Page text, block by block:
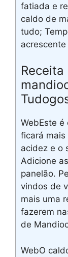
fatiada e
caldo de
tudo;
WebEste
ficará mais
acidez e o
Adicione
panelão.
vindos de
mais uma
fazerem
de
WebO